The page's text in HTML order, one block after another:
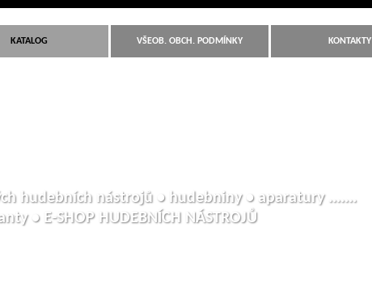
KATALOG VŠEOB. OBCH. PODMÍNKY KONTAKTY
hudebních nástrojů • hudebniny • aparatury .......
• E-SHOP HUDEBNÍCH NÁSTROJŮ